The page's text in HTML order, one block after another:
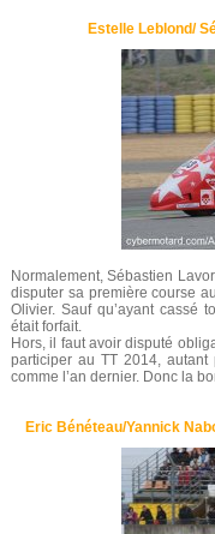
Estelle Leblond/
Normalement, Sébastien
disputer sa première course
Olivier. Sauf qu’ayant cassé
était forfait.
Hors, il faut avoir disputé
participer au TT 2014,
comme l’an dernier. Donc la
Eric Bénéteau/Yannick